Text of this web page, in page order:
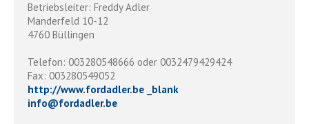
Betriebsleiter: Freddy Adler
Manderfeld 10-12
4760 Büllingen
Telefon: 003280548666 oder 0032479429424
Fax: 003280549052
http://www.fordadler.be _blank
info@fordadler.be